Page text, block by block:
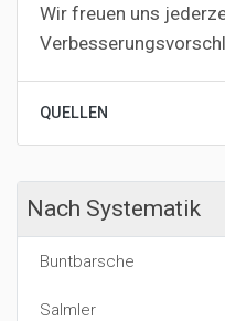
Wir freuen uns
QUELLEN
Nach Systematik
Buntbarsche
Salmler